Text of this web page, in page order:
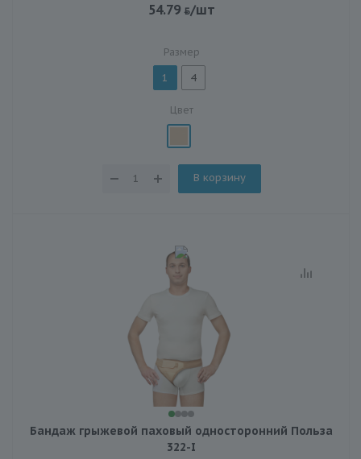
54.79 /шт
Размер
1 4
Цвет
В корзину
Бандаж грыжевой паховый односторонний Польза
322-I